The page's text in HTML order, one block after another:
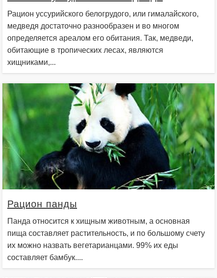
Рацион уссурийского белогрудого, или гималайского,
медведя достаточно разнообразен и во многом
определяется ареалом его обитания. Так, медведи,
обитающие в тропических лесах, являются
хищниками,...
Рацион панды
Панда относится к хищным животным, а основная
пища составляет растительность, и по большому счету
их можно назвать вегетарианцами. 99% их еды
составляет бамбук....